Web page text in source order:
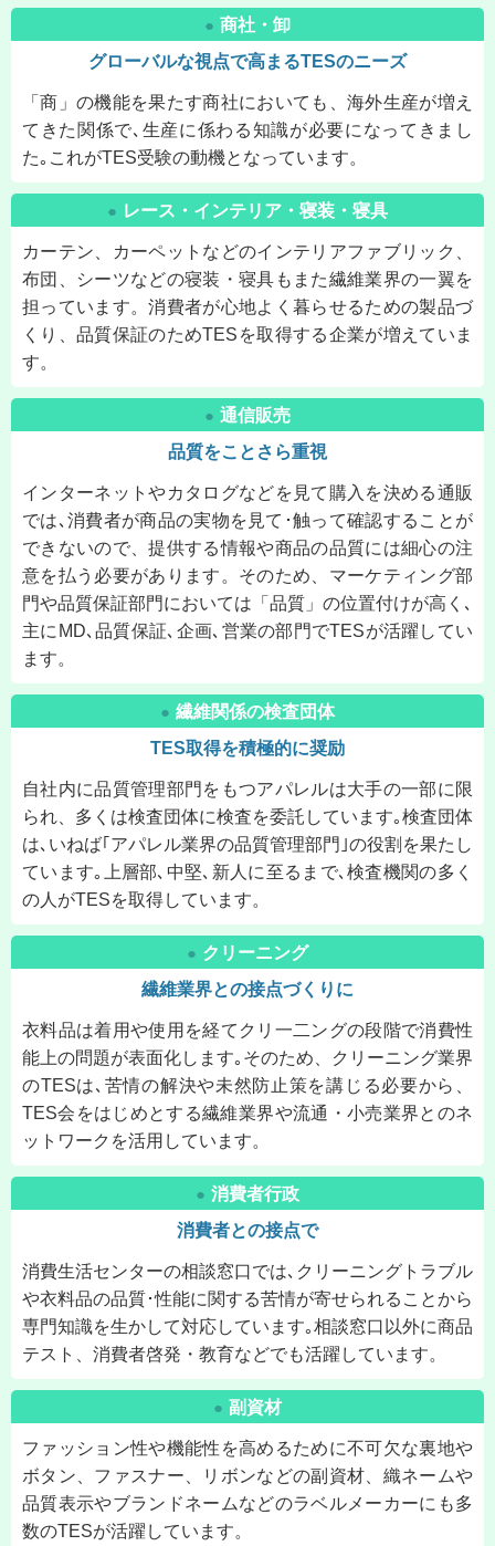
● 商社・卸
グローバルな視点で高まるTESのニーズ
「商」の機能を果たす商社においても、海外生産が増え
てきた関係で､生産に係わる知識が必要になってきまし
た｡これがTES受験の動機となっています。
● レース・インテリア・寝装・寝具
カーテン、カーペットなどのインテリアファブリック、
布団、シーツなどの寝装・寝具もまた繊維業界の一翼を
担っています。消費者が心地よく暮らせるための製品づ
くり、品質保証のためTESを取得する企業が増えていま
す。
● 通信販売
品質をことさら重視
インターネットやカタログなどを見て購入を決める通販
では､消費者が商品の実物を見て･触って確認することが
できないので、提供する情報や商品の品質には細心の注
意を払う必要があります。そのため、マーケティング部
門や品質保証部門においては「品質」の位置付けが高く､
主にMD､品質保証､企画､営業の部門でTESが活躍してい
ます。
● 繊維関係の検査団体
TES取得を積極的に奨励
自社内に品質管理部門をもつアパレルは大手の一部に限
られ、多くは検査団体に検査を委託しています｡検査団体
は､いねば｢アパレル業界の品質管理部門｣の役割を果たし
ています｡上層部､中堅､新人に至るまで､検査機関の多く
の人がTESを取得しています。
● クリーニング
繊維業界との接点づくりに
衣料品は着用や使用を経てクリ一二ングの段階で消費性
能上の問題が表面化します｡そのため、クリーニング業界
のTESは､苦情の解決や未然防止策を講じる必要から、
TES会をはじめとする繊維業界や流通・小売業界とのネ
ットワークを活用しています。
● 消費者行政
消費者との接点で
消費生活センターの相談窓口では､クリーニングトラブル
や衣料品の品質･性能に関する苦情が寄せられることから
専門知識を生かして対応しています｡相談窓口以外に商品
テスト、消費者啓発・教育などでも活躍しています。
● 副資材
ファッション性や機能性を高めるために不可欠な裏地や
ボタン、ファスナー、リボンなどの副資材、織ネームや
品質表示やブランドネームなどのラベルメーカーにも多
数のTESが活躍しています。